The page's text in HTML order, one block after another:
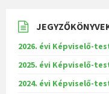
2026. évi Képviselő-
2025. évi Képviselő-
2024. évi Képviselő-